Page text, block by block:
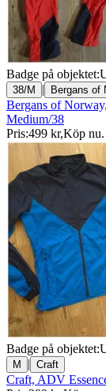
Badge på objektet:
38/M | Bergans of
Bergans of
Medium/38
Pris:499 kr,Köp nu.
Badge på objektet:
M | Craft
Craft, ADV